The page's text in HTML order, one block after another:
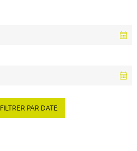
FILTRER PAR DATE